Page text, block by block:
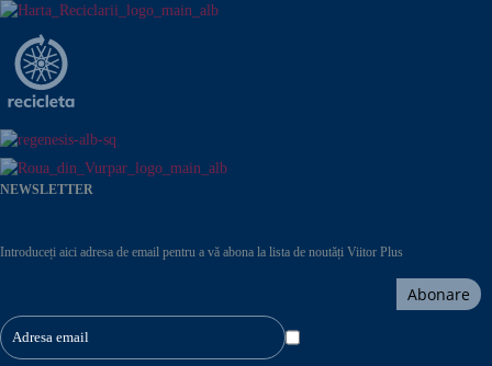
NEWSLETTER
Introduceți aici adresa de email pentru a vă abona la lista de noutăți Viitor Plus
Abonare